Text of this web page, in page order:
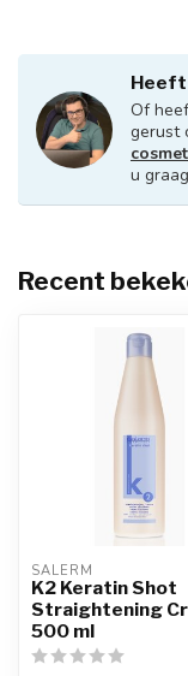
Heeft
Of
gerust
u
Recent
SALERM
K2 Keratin Shot
Straightening
500 ml